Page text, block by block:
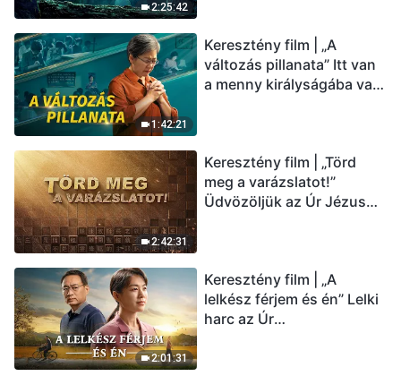
2:25:42
1:42:21
Keresztény film | „A
változás pillanata” Itt van
a menny királyságába való
2:42:31
Keresztény film | „Törd
meg a varázslatot!”
Üdvözöljük az Úr Jézus
2:01:31
Keresztény film | „A
lelkész férjem és én” Lelki
harc az Úr